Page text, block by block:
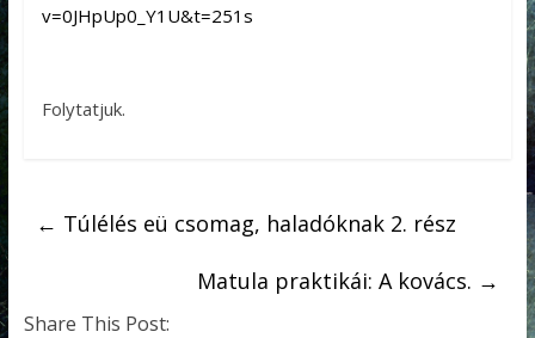
v=0JHpUp0_Y1U&t=251s
Folytatjuk.
← Túlélés eü csomag, haladóknak 2. rész
Matula praktikái: A kovács. →
Share This Post: